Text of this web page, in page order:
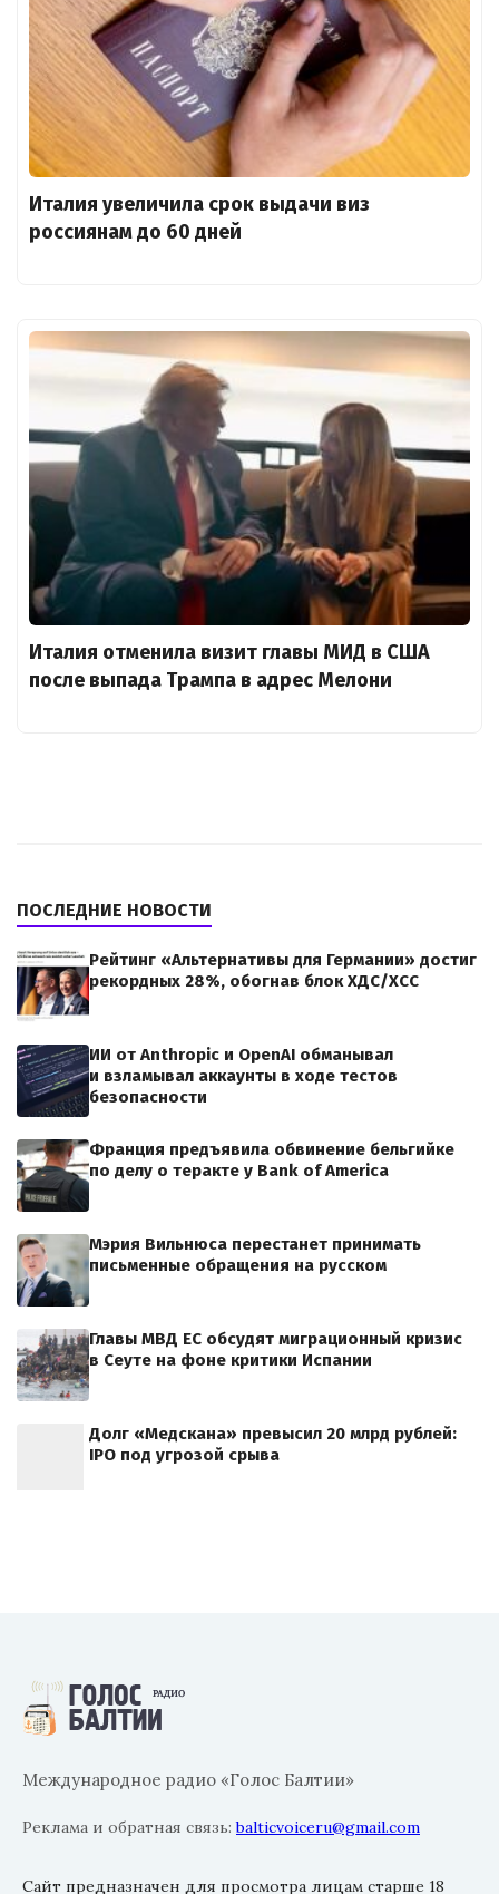
Италия увеличила срок выдачи виз
россиянам до 60 дней
Италия отменила визит главы МИД в США
после выпада Трампа в адрес Мелони
ПОСЛЕДНИЕ НОВОСТИ
Рейтинг «Альтернативы для Германии» достиг
рекордных 28%, обогнав блок ХДС/ХСС
ИИ от Anthropic и OpenAI обманывал
и взламывал аккаунты в ходе тестов
безопасности
Франция предъявила обвинение бельгийке
по делу о теракте у Bank of America
Мэрия Вильнюса перестанет принимать
письменные обращения на русском
Главы МВД ЕС обсудят миграционный кризис
в Сеуте на фоне критики Испании
Долг «Медскана» превысил 20 млрд рублей:
IPO под угрозой срыва
Международное радио «Голос Балтии»
Реклама и обратная связь:balticvoiceru@gmail.com
Сайт предназначен для просмотра лицам старше 18